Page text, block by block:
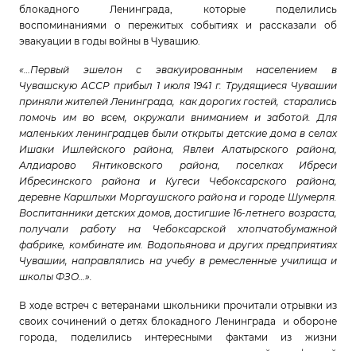
блокадного Ленинграда, которые поделились
воспоминаниями о пережитых событиях и рассказали об
эвакуации в годы войны в Чувашию.
«…Первый эшелон с эвакуированным населением в
Чувашскую АССР прибыл 1 июля 1941 г. Трудящиеся Чувашии
приняли жителей Ленинграда, как дорогих гостей, старались
помочь им во всем, окружали вниманием и заботой. Для
маленьких ленинградцев были открыты детские дома в селах
Ишаки Ишлейского района, Явлеи Алатырского района,
Алдиарово Янтиковского района, поселках Ибреси
Ибресинского района и Кугеси Чебоксарского района,
деревне Каршлыхи Моргаушского района и городе Шумерля.
Воспитанники детских домов, достигшие 16-летнего возраста,
получали работу на Чебоксарской хлопчатобумажной
фабрике, комбинате им. Водопьянова и других предприятиях
Чувашии, направлялись на учебу в ремесленные училища и
школы ФЗО…».
В ходе встреч с ветеранами школьники прочитали отрывки из
своих сочинений о детях блокадного Ленинграда и обороне
города, поделились интересными фактами из жизни